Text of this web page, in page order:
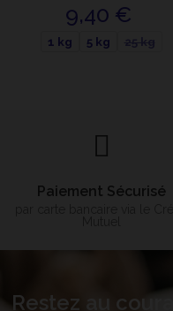
9,40 €
1 kg 5 kg
Paiement Sécurisé
Restez au